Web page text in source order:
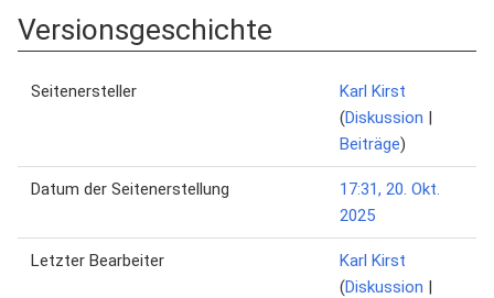
Versionsgeschichte
Seitenersteller
Karl Kirst
(Diskussion |
Beiträge)
Datum der Seitenerstellung
17:31, 20. Okt.
2025
Letzter Bearbeiter
Karl Kirst
(Diskussion |